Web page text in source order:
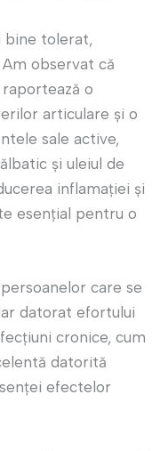
bine tolerat,
observat că
o
articulare și o
sale active,
și uleiul de
inflamației și
esențial pentru o
care se
datorat efortului
cronice, cum
datorită
efectelor